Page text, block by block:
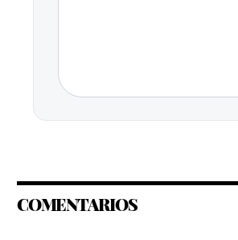
COMENTARIOS